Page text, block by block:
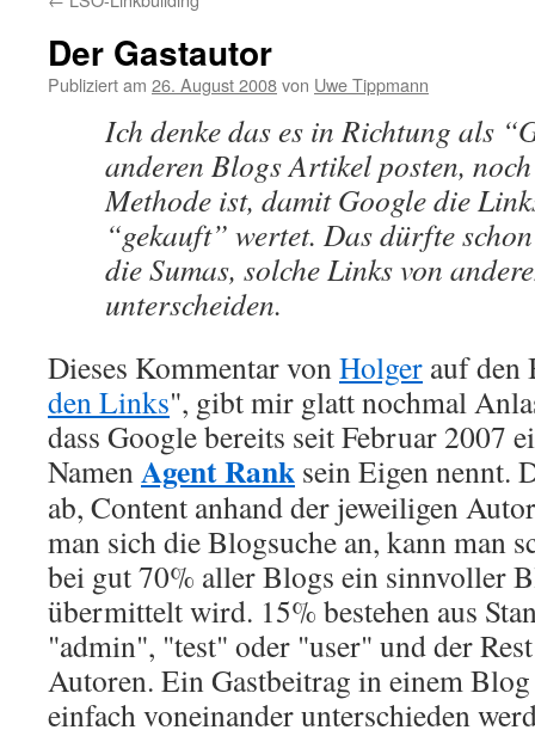
Der Gastautor
Publiziert am 26. August 2008von Uwe Tippmann
Ich denke das es in Richtung als
anderen Blogs Artikel posten,
Methode ist, damit Google die
“gekauft” wertet. Das dürfte
die Sumas, solche Links von
unterscheiden.
Dieses Kommentar vonHolger auf den
den Links", gibt mir glatt nochmal
dass Google bereits seit Februar 2007
NamenAgent Rank sein Eigen nennt.
ab, Content anhand der jeweiligen
man sich die Blogsuche an, kann man
bei gut 70% aller Blogs ein sinnvoller
übermittelt wird. 15% bestehen aus
"admin", "test" oder "user" und der
Autoren. Ein Gastbeitrag in einem
einfach voneinander unterschieden